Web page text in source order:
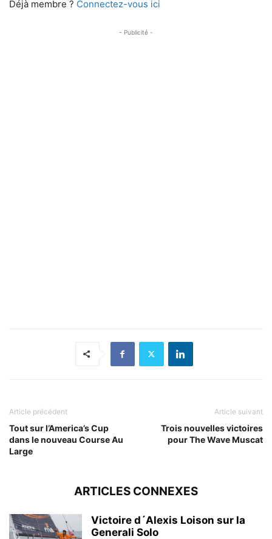
Déjà membre ? Connectez-vous ici
- Publicité -
Article précédent
Tout sur l’America’s Cup
dans le nouveau Course Au
Large
Article suivant
Trois nouvelles victoires
pour The Wave Muscat
ARTICLES CONNEXES
Victoire d´Alexis Loison sur la
Generali Solo